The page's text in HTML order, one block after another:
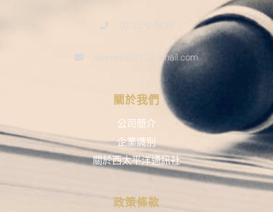
02-2570-5439
wppress0731@gmail.com
關於我們
公司簡介
企業識別
關於西太平洋通訊社
政策條款